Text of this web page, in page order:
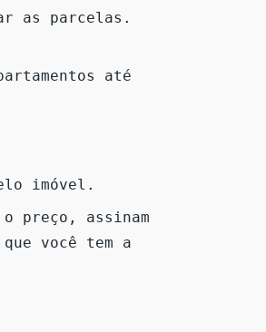
as parcelas.
até
imóvel.
o preço, assinam
você tem a